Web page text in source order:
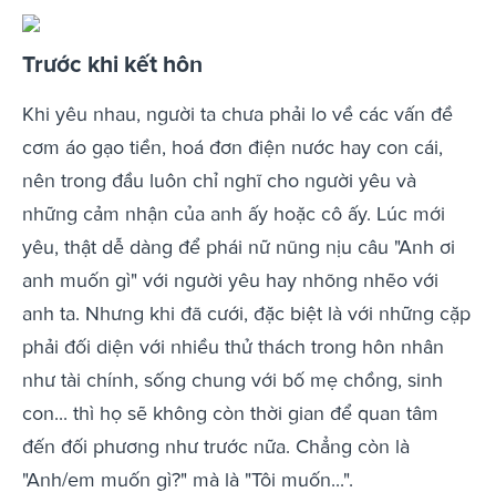
Trước khi kết hôn
Khi yêu nhau, người ta chưa phải lo về các vấn đề
cơm áo gạo tiền, hoá đơn điện nước hay con cái,
nên trong đầu luôn chỉ nghĩ cho người yêu và
những cảm nhận của anh ấy hoặc cô ấy. Lúc mới
yêu, thật dễ dàng để phái nữ nũng nịu câu "Anh ơi
anh muốn gì" với người yêu hay nhõng nhẽo với
anh ta. Nhưng khi đã cưới, đặc biệt là với những cặp
phải đối diện với nhiều thử thách trong hôn nhân
như tài chính, sống chung với bố mẹ chồng, sinh
con... thì họ sẽ không còn thời gian để quan tâm
đến đối phương như trước nữa. Chẳng còn là
"Anh/em muốn gì?" mà là "Tôi muốn...".